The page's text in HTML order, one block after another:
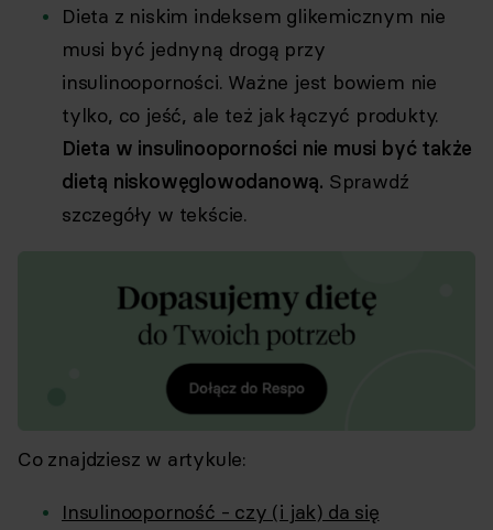
Dieta z niskim indeksem glikemicznym nie
musi być jednyną drogą przy
insulinooporności. Ważne jest bowiem nie
tylko, co jeść, ale też jak łączyć produkty.
Dieta w insulinooporności nie musi być także
dietą niskowęglowodanową. Sprawdź
szczegóły w tekście.
Co znajdziesz w artykule:
Insulinooporność - czy (i jak) da się